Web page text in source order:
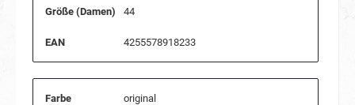
Größe (Damen) 44
EAN 4255578918233
Farbe original